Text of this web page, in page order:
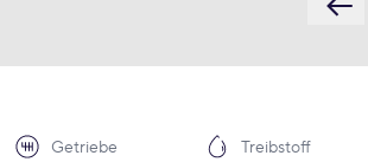
Getriebe Treibstoff